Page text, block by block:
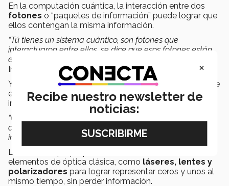
En la computación cuántica, la interacción entre dos
fotones o “paquetes de información” puede lograr que
ellos contengan la misma información.
“Tú tienes un sistema cuántico, son fotones que
interactuaron entre ellos, se dice que esos fotones están
entrelazados”,
Ingeniería Física Industrial.
Y al leer los datos de esos paquetes, la interacción entre
ellos y el canal puede provocar la pérdida de esa
información, así lo expresó Raúl.
“Cuando tú envías uno de esos fotones a través de un
canal hay alguna propiedad que se puede ver afectada,
información que se puede deteriorar”.
La solución que propuso en su artículo fue utilizar
elementos de óptica clásica, como láseres, lentes y
polarizadores para lograr representar ceros y unos al
mismo tiempo, sin perder información.
×
Recibe nuestro newsletter de
noticias: